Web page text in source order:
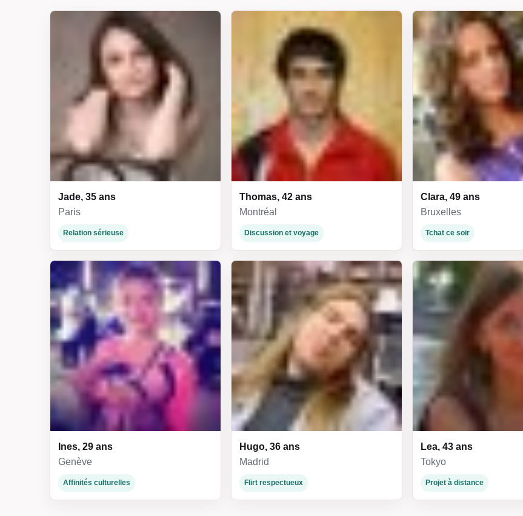
Jade, 35 ans
Paris
Relation sérieuse
Thomas, 42 ans
Montréal
Discussion et voyage
Clara, 49 ans
Bruxelles
Tchat ce soir
Ines, 29 ans
Genève
Affinités culturelles
Hugo, 36 ans
Madrid
Flirt respectueux
Lea, 43 ans
Tokyo
Projet à distance